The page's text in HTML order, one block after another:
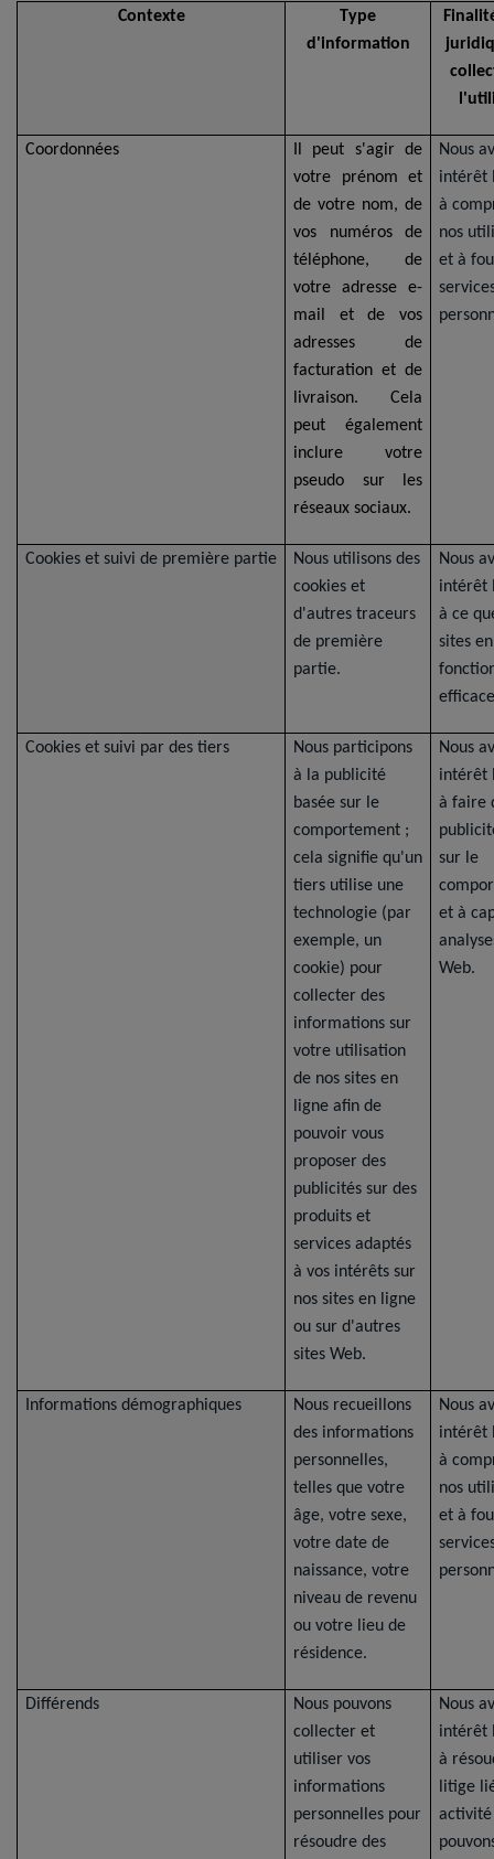
Contexte
Type
d'information
Coordonnées
Il peut s'agir de
votre prénom et
de votre nom, de
vos numéros de
téléphone, de
votre adresse e-
mail et de vos
adresses de
facturation et de
livraison. Cela
peut également
inclure votre
pseudo sur les
réseaux sociaux.
Nous
intérêt
à
nos
et à
Cookies et suivi de première partie
Nous utilisons des
cookies et
d'autres traceurs
de première
partie.
Nous
intérêt
à ce
sites
Cookies et suivi par des tiers
Nous participons
à la publicité
basée sur le
comportement ;
cela signifie qu'un
tiers utilise une
technologie (par
exemple, un
cookie) pour
collecter des
informations sur
votre utilisation
de nos sites en
ligne afin de
pouvoir vous
proposer des
publicités sur des
produits et
services adaptés
à vos intérêts sur
nos sites en ligne
ou sur d'autres
sites Web.
Nous
intérêt
à faire
sur le
et à
Web.
Informations démographiques
Nous recueillons
des informations
personnelles,
telles que votre
âge, votre sexe,
votre date de
naissance, votre
niveau de revenu
ou votre lieu de
résidence.
Nous
intérêt
à
nos
et à
Différends
Nous pouvons
collecter et
utiliser vos
informations
personnelles pour
résoudre des
Nous
intérêt
à
litige
activité